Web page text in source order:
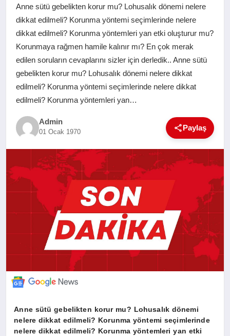
SPOR
EKONOMI
SAĞLIK
EĞITIM
YAŞAM
SANAT
Anne sütü gebelikten korur mu? Lohusalık dönemi nelere
dikkat edilmeli? Korunma yöntemi seçimlerinde nelere
dikkat edilmeli? Korunma yöntemleri yan etki oluşturur mu?
Korunmaya rağmen hamile kalınır mı? En çok merak
edilen soruların cevaplarını sizler için derledik.. Anne sütü
gebelikten korur mu? Lohusalık dönemi nelere dikkat
edilmeli? Korunma yöntemi seçimlerinde nelere dikkat
edilmeli? Korunma yöntemleri yan…
Admin
01 Ocak 1970 Paylaş
Anne sütü gebelikten korur mu? Lohusalık dönemi
nelere dikkat edilmeli? Korunma yöntemi seçimlerinde
nelere dikkat edilmeli? Korunma yöntemleri yan etki